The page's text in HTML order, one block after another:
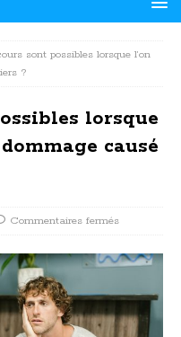
sont possibles lorsque l’on
?
lorsque
causé
Commentaires fermés